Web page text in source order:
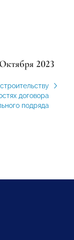
2023
договора
подряда